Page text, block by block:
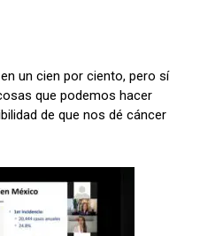
un cien por ciento, pero sí
que podemos hacer
de que nos dé cáncer